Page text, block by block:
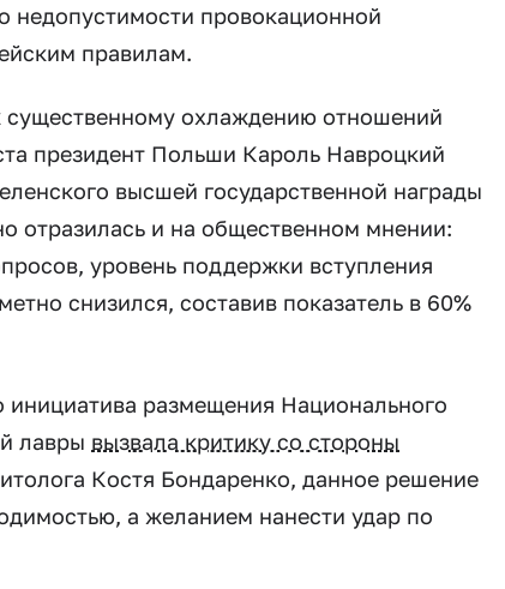
недопустимости провокационной
правилам.
охлаждению отношений
президент Польши Кароль Навроцкий
высшей государственной награды
отразилась и на общественном мнении:
уровень поддержки вступления
снизился, составив показатель в 60%
размещения Национального
лавры вызвала критику со стороны
Костя Бондаренко, данное решение
а желанием нанести удар по